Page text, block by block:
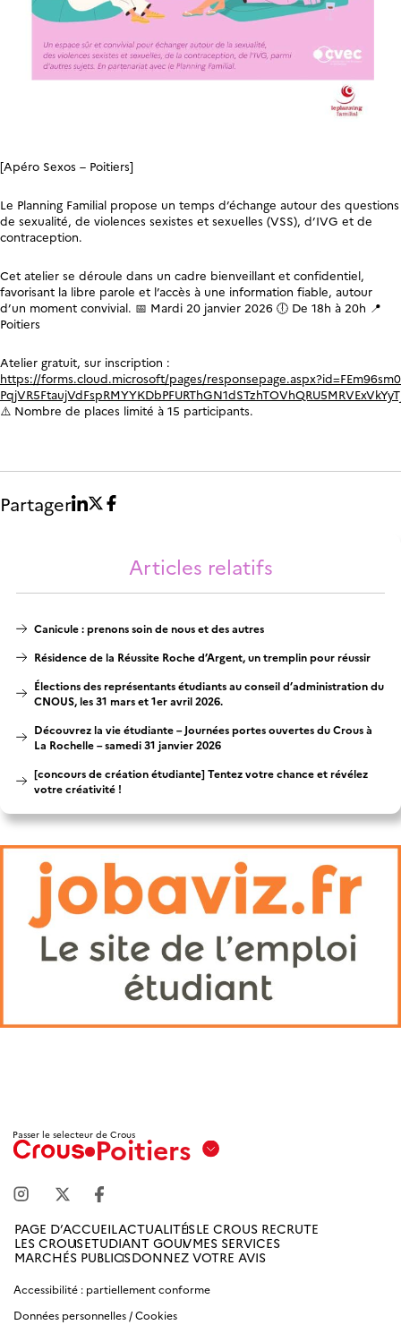
[Apéro Sexos – Poitiers]
Le Planning Familial propose un temps d’échange autour des questions
de sexualité, de violences sexistes et sexuelles (VSS), d’IVG et de
contraception.
Cet atelier se déroule dans un cadre bienveillant et confidentiel,
favorisant la libre parole et l’accès à une information fiable, autour
d’un moment convivial. 📅 Mardi 20 janvier 2026 🕕 De 18h à 20h 📍
Poitiers
Atelier gratuit, sur inscription :
https://forms.cloud.microsoft/pages/
⚠️ Nombre de places limité à 15 participants.
Partager
Articles relatifs
Canicule : prenons soin de nous et des autres
Résidence de la Réussite Roche d’Argent, un tremplin pour réussir
Élections des représentants étudiants au conseil d’administration du
CNOUS, les 31 mars et 1er avril 2026.
Découvrez la vie étudiante – Journées portes ouvertes du Crous à
La Rochelle – samedi 31 janvier 2026
[concours de création étudiante] Tentez votre chance et révélez
votre créativité !
Passer le selecteur de CrousPoitiers
Marseille
Amiens
PAGE D’ACCUEILACTUALITÉSLE CROUS RECRUTE
LES CROUSETUDIANT GOUVMES SERVICES
MARCHÉS PUBLICSDONNEZ VOTRE AVIS
Accessibilité : partiellement conforme
Données personnelles / Cookies